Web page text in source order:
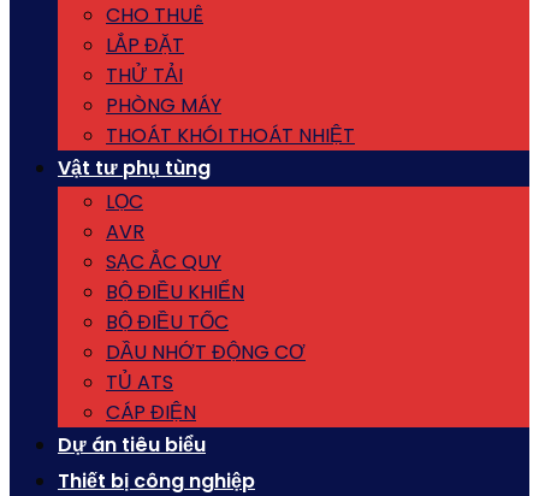
CHO THUÊ
LẮP ĐẶT
THỬ TẢI
PHÒNG MÁY
THOÁT KHÓI THOÁT NHIỆT
Vật tư phụ tùng
LỌC
AVR
SẠC ẮC QUY
BỘ ĐIỀU KHIỂN
BỘ ĐIỀU TỐC
DẦU NHỚT ĐỘNG CƠ
TỦ ATS
CÁP ĐIỆN
Dự án tiêu biểu
Thiết bị công nghiệp